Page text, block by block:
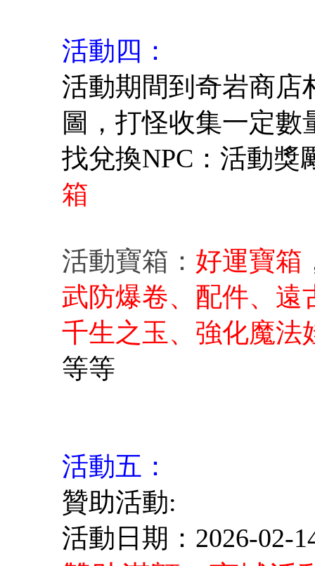
活動四：
活動期間到奇岩商店
圖，打怪收集一定數
找兌換NPC：活動獎
箱
活動寶箱： 好運寶箱
武防爆卷、配件、遠
千生之玉、強化魔法
等等
活動五：
贊助活動:
活動日期：2026-02-